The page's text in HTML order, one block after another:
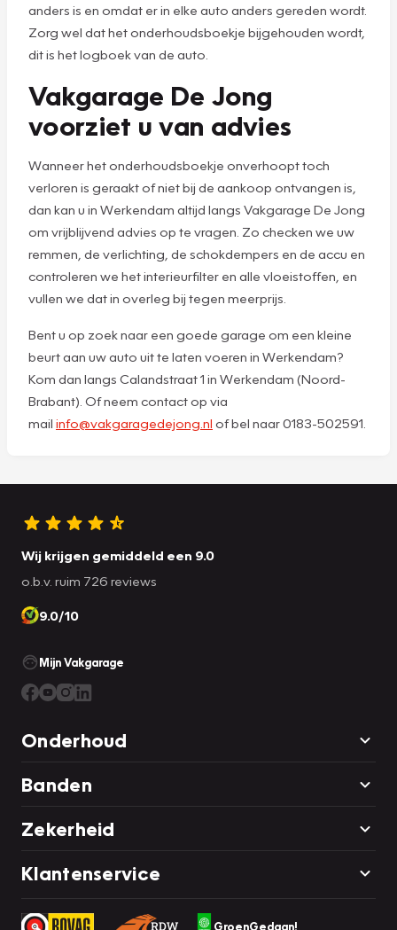
anders is en omdat er in elke auto anders gereden wordt.
Zorg wel dat het onderhoudsboekje bijgehouden wordt,
dit is het logboek van de auto.
Vakgarage De Jong
voorziet u van advies
Wanneer het onderhoudsboekje onverhoopt toch
verloren is geraakt of niet bij de aankoop ontvangen is,
dan kan u in Werkendam altijd langs Vakgarage De Jong
om vrijblijvend advies op te vragen. Zo checken we uw
remmen, de verlichting, de schokdempers en de accu en
controleren we het interieurfilter en alle vloeistoffen, en
vullen we dat in overleg bij tegen meerprijs.
Bent u op zoek naar een goede garage om een kleine
beurt aan uw auto uit te laten voeren in Werkendam?
Kom dan langs Calandstraat 1 in Werkendam (Noord-
Brabant). Of neem contact op via
mail info@vakgaragedejong.nl of bel naar 0183-502591.
Wij krijgen gemiddeld een 9.0
o.b.v. ruim 726 reviews
9.0/10
Mijn Vakgarage
Onderhoud
Banden
Zekerheid
Klantenservice
GroenGedaan!